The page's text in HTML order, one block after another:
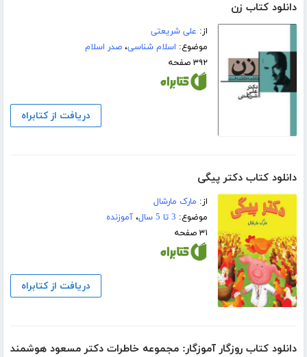
دانلود کتاب زن
از: علی شریعتی
موضوع: اسلام شناسی،صدر اسلام
۳۹۲ صفحه
دریافت از کتابراه
دانلود کتاب دکتر پیگی
از: مارک مارشال
موضوع: 3 تا 5 سال ،آموزنده
۳۱ صفحه
دریافت از کتابراه
دانلود کتاب روزگار آموزگار: مجموعه خاطرات دکتر مسعود هوشمند